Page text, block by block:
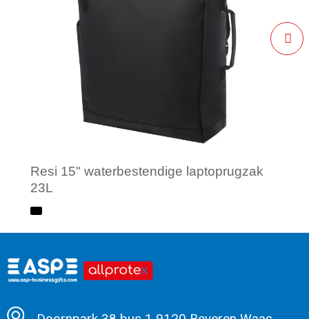
Resi 15" waterbestendige laptoprugzak
23L
Minimale afname: 1